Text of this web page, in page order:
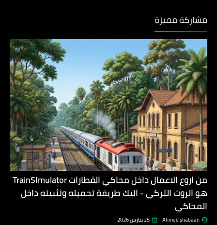
مشاركة مميزة
من اروع الاعمال داخل محاكي القطارات TrainSImulator
هو الروت التركي - اليك طريقة تحميله وتثبيته داخل
المحاكي
Ahmed shabaan 25 مارس 2026